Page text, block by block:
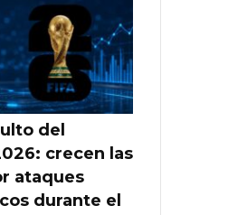
del
crecen las
ataques
durante el